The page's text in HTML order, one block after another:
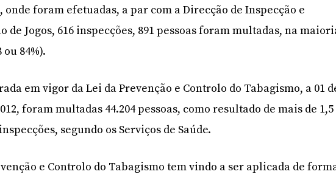
onde foram efetuadas, a par com a Direcção de Inspecção e
de Jogos, 616 inspecções, 891 pessoas foram multadas, na
84%).
em vigor da Lei da Prevenção e Controlo do Tabagismo, a 01
foram multadas 44.204 pessoas, como resultado de mais de 1,5
segundo os Serviços de Saúde.
e Controlo do Tabagismo tem vindo a ser aplicada de